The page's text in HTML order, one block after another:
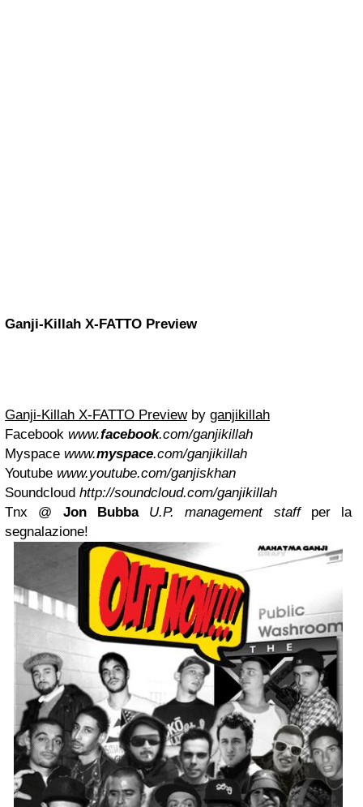
Ganji-Killah X-FATTO Preview
Ganji-Killah X-FATTO Previewby ganjikillah
Facebook www.facebook.com/ganjikillah
Myspace www.myspace.com/ganjikillah
Youtube www.youtube.com/ganjiskhan
Soundcloud http://soundcloud.com/ganjikillah
Tnx @ Jon Bubba U.P. management staffper la
segnalazione!